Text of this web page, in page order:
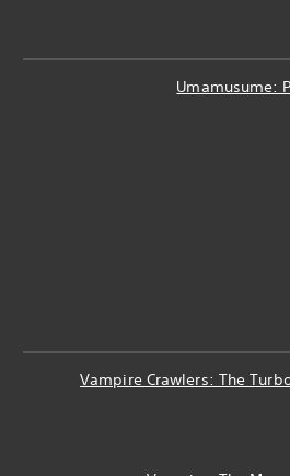
Umamusume:
Vampire Crawlers: The